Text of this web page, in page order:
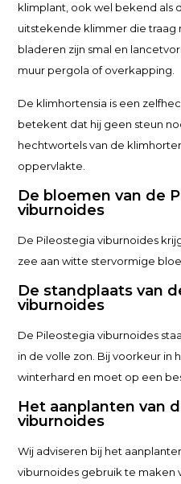
klimplant, ook wel bekend als
uitstekende klimmer die traag
bladeren zijn smal en
muur pergola of overkapping.
De klimhortensia is een
betekent dat hij geen steun
hechtwortels van de
oppervlakte.
De bloemen van de
viburnoides
De Pileostegia viburnoides
zee aan witte stervormige
De standplaats van
viburnoides
De Pileostegia viburnoides
in de volle zon. Bij voorkeur in
winterhard en moet op een
Het aanplanten van
viburnoides
Wij adviseren bij het
viburnoides gebruik te maken